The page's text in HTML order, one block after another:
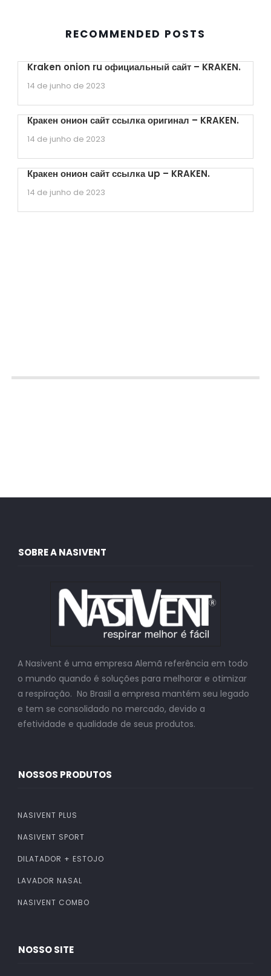
RECOMMENDED POSTS
Kraken onion ru официальный сайт – KRAKEN.
14 de junho de 2023
Кракен онион сайт ссылка оригинал – KRAKEN.
14 de junho de 2023
Кракен онион сайт ссылка up – KRAKEN.
14 de junho de 2023
SOBRE A NASIVENT
A Nasivent é uma empresa Alemã referência em todo
o mundo quando é soluções para melhorar e otimizar
a respiração. No Brasil a empresa mantém seu legado
e tem se consolidado no mercado, devido a
efetividade e qualidade de seus produtos.
NOSSOS PRODUTOS
NASIVENT PLUS
NASIVENT SPORT
DILATADOR + ESTOJO
LAVADOR NASAL
NASIVENT COMBO
NOSSO SITE